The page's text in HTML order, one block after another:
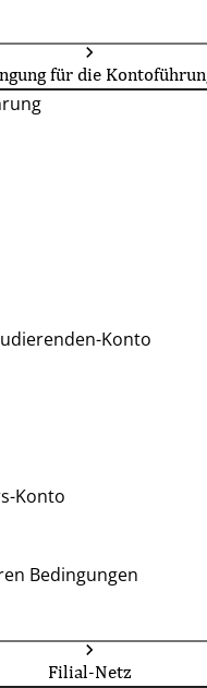
für die
Konto
Konto
Bedingungen
Filial-Netz